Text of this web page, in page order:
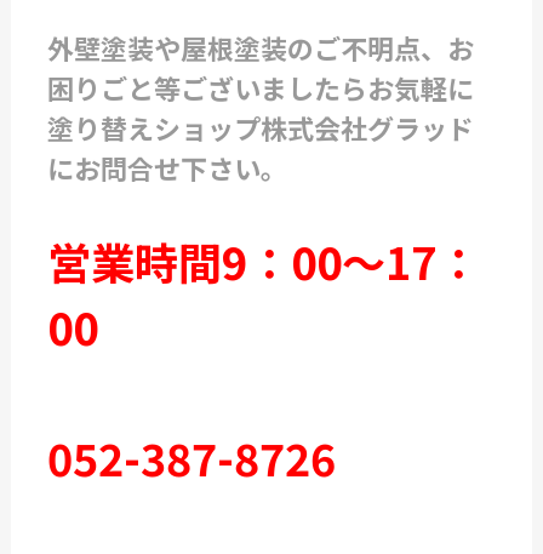
外壁塗装や屋根塗装のご不明点、お
困りごと等ございましたらお気軽に
塗り替えショップ株式会社グラッド
にお問合せ下さい。
営業時間9：00～17：
00
052-387-8726